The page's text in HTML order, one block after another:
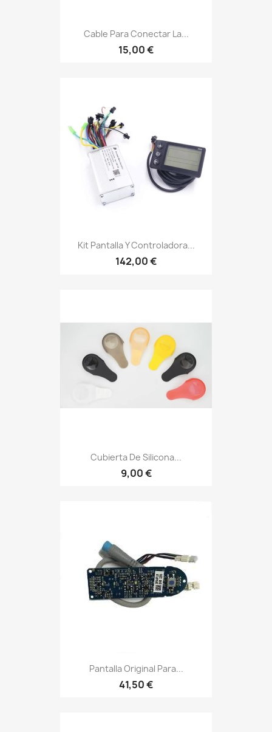
Cable Para Conectar La...
15,00 €
Kit Pantalla Y Controladora...
142,00 €
Cubierta De Silicona...
9,00 €
Pantalla Original Para...
41,50 €